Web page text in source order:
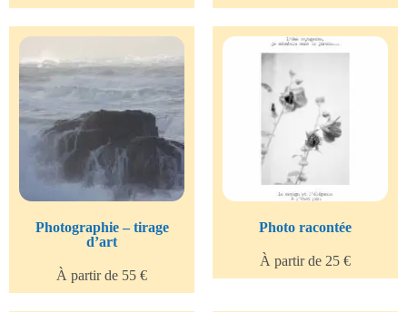
Photographie – tirage
d’art
À partir de 55 €
Photo racontée
À partir de 25 €